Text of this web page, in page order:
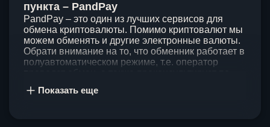
пункта – PandPay
PandPay – это один из лучших сервисов для
обмена криптовалюты. Помимо криптовалют мы
можем обменять и другие электронные валюты.
Обрати внимание на то, что обменник работает в
полуавтоматическом режиме, т.е. оператор
клиентов, поэтому стараемся проводить обмены
Показать еще